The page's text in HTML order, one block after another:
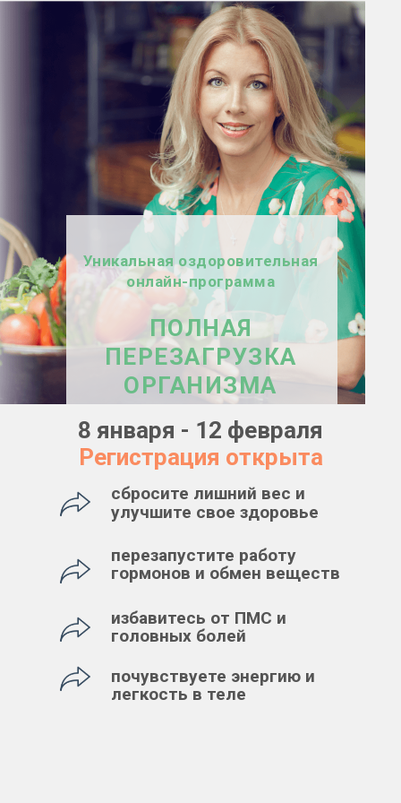
ПОЛНАЯ
ПЕРЕЗАГРУЗКА
ОРГАНИЗМА
Уникальная оздоровительная
онлайн-программа
сбросите лишний вес и
улучшите свое здоровье
8 января - 12 февраля
перезапустите работу
гормонов и обмен веществ
избавитесь от ПМС и
головных болей
почувствуете энергию и
легкость в теле
Регистрация открыта